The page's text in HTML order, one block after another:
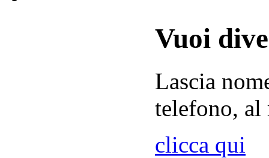
Vuoi
Lascia
telefono, al
clicca qui